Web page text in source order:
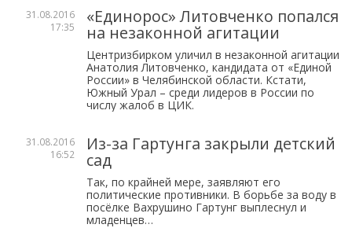
31.08.2016
17:35
«Единорос» Литовченко попался
на незаконной агитации
Центризбирком уличил в незаконной агитации
Анатолия Литовченко, кандидата от «Единой
России» в Челябинской области. Кстати,
Южный Урал – среди лидеров в России по
числу жалоб в ЦИК.
31.08.2016
16:52
Из-за Гартунга закрыли детский
сад
Так, по крайней мере, заявляют его
политические противники. В борьбе за воду в
посёлке Вахрушино Гартунг выплеснул и
младенцев…